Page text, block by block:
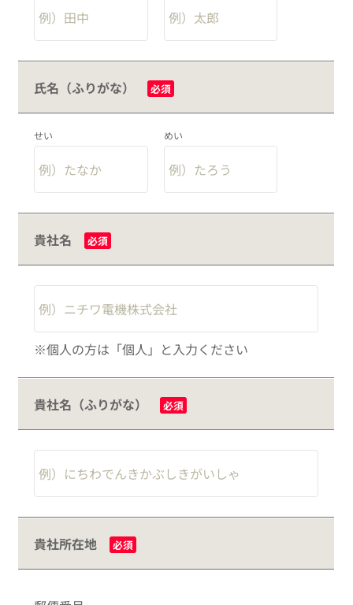
氏名（ふりがな） 必須
せい めい
貴社名 必須
※個人の方は「個人」と入力ください
貴社名（ふりがな） 必須
貴社所在地 必須